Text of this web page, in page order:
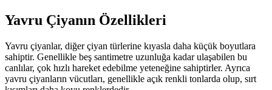
Yavru Çiyanın Özellikleri
Yavru çiyanlar, diğer çiyan türlerine kıyasla daha küçük boyutlara
sahiptir. Genellikle beş santimetre uzunluğa kadar ulaşabilen bu
canlılar, çok hızlı hareket edebilme yeteneğine sahiptirler. Ayrıca
yavru çiyanların vücutları, genellikle açık renkli tonlarda olup, sırt